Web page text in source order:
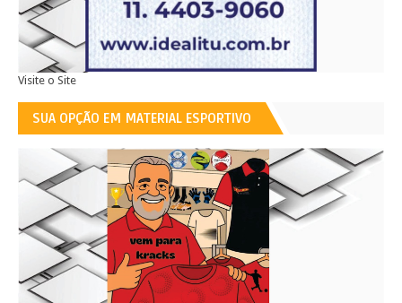
Visite o Site
SUA OPÇÃO EM MATERIAL ESPORTIVO